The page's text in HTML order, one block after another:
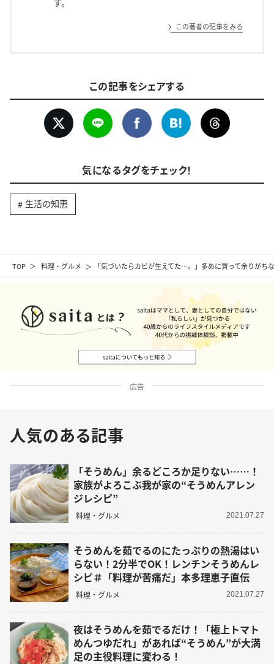
TOP 料理・グルメ 「気づいたらカビが生えてた…。」多めに買って余りが
す。
この著者の記事をみる
この記事をシェアする
気になるタグをチェック！
生活の知恵
広告
人気のある記事
「そうめん」余るどころか足りない……！
家族がよろこぶ我が家の“そうめんアレン
ジレシピ”
料理・グルメ 2021.07.27
そうめんを茹でるのにたっぷりの熱湯はい
らない！2分半でOK！レンチンそうめんレ
シピ＃「料理が苦痛だ」本多理恵子直伝
料理・グルメ 2021.07.27
夜はそうめんを茹でるだけ！「極上トマト
めんつゆだれ」があれば“そうめん”が大満
足の主役料理に変わる！